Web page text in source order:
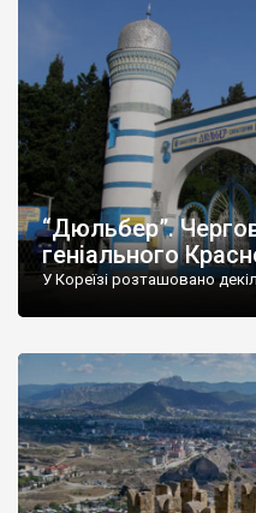
“Дюльбер”.
геніального
У Кореїзі розташовано